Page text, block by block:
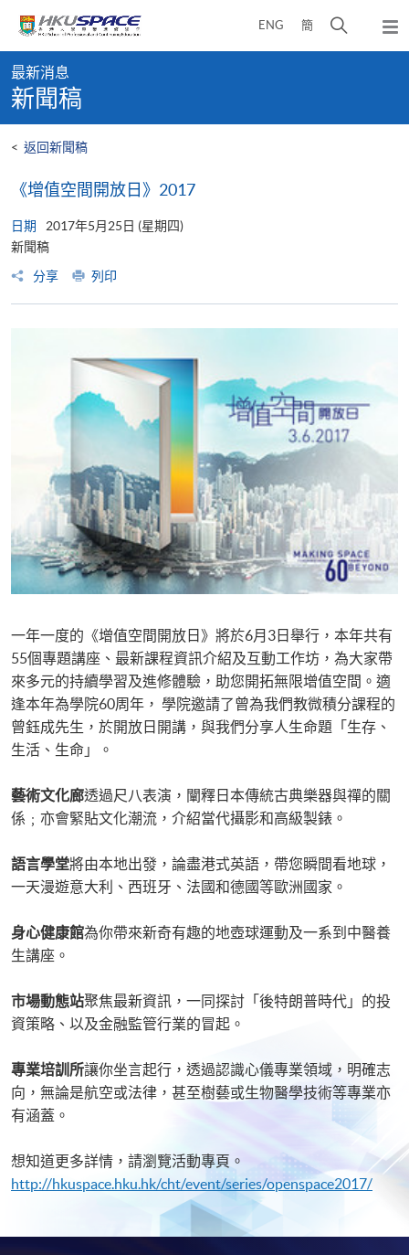
content
ENG 簡
開
彈
出
content
start
最新消息
新聞稿
< 返回新聞稿
《增值空間開放日》2017
日期
2017年5月25日 (星期四)
新聞稿
分享
列印
一年一度的《增值空間開放日》將於6月3日舉行，本年共有
55個專題講座、最新課程資訊介紹及互動工作坊，為大家帶
來多元的持續學習及進修體驗，助您開拓無限增值空間。適
逢本年為學院60周年， 學院邀請了曾為我們教微積分課程的
曾鈺成先生，於開放日開講，與我們分享人生命題「生存、
生活、生命」。
藝術文化廊透過尺八表演，闡釋日本傳統古典樂器與禪的關
係﹔亦會緊貼文化潮流，介紹當代攝影和高級製錶。
語言學堂將由本地出發，論盡港式英語，帶您瞬間看地球，
一天漫遊意大利、西班牙、法國和德國等歐洲國家。
身心健康館為你帶來新奇有趣的地壺球運動及一系到中醫養
生講座。
市場動態站聚焦最新資訊，一同探討「後特朗普時代」的投
資策略、以及金融監管行業的冒起。
專業培訓所讓你坐言起行，透過認識心儀專業領域，明確志
向，無論是航空或法律，甚至樹藝或生物醫學技術等專業亦
有涵蓋。
想知道更多詳情，請瀏覽活動專頁。
http://hkuspace.hku.hk/cht/event/series/openspace2017/